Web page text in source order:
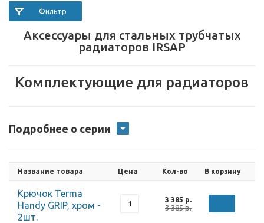
Аксессуары для стальных трубчатых
радиаторов IRSAP
Фильтр
Комплектующие для радиаторов
Подробнее о серии
Название товара Цена Кол-во В корзину
Крючок Terma
Handy GRIP, хром -
2шт.
3 385 р.
3 385 р.